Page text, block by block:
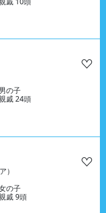
の子
戚 24頭
）
の子
戚 9頭